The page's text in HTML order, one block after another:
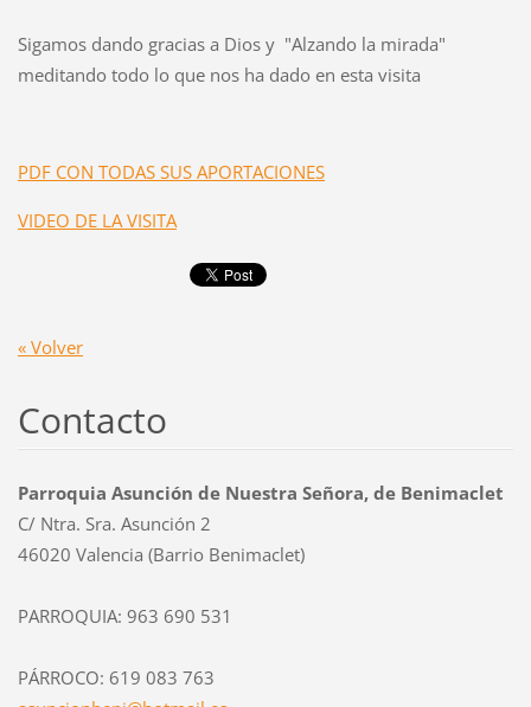
Sigamos dando gracias a Dios y "Alzando la mirada"
meditando todo lo que nos ha dado en esta visita
PDF CON TODAS SUS APORTACIONES
VIDEO DE LA VISITA
« Volver
Contacto
Parroquia Asunción de Nuestra Señora, de Benimaclet
C/ Ntra. Sra. Asunción 2
46020 Valencia (Barrio Benimaclet)
PARROQUIA: 963 690 531
PÁRROCO: 619 083 763